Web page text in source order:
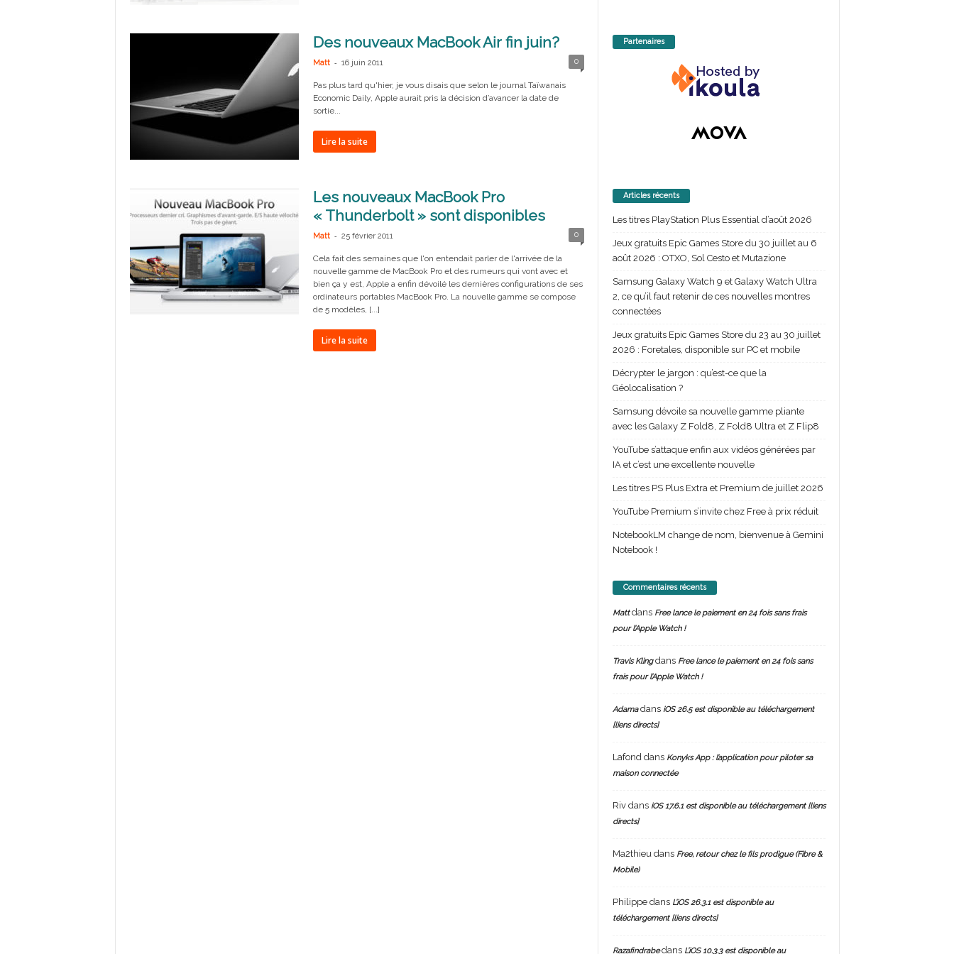
Des nouveaux MacBook Air fin juin?
Matt - 16 juin 2011 0
Pas plus tard qu'hier, je vous disais que selon le journal Taïwanais
Economic Daily, Apple aurait pris la décision d’avancer la date de
sortie...
Lire la suite
Les nouveaux MacBook Pro
« Thunderbolt » sont disponibles
Matt - 25 février 2011 0
Cela fait des semaines que l'on entendait parler de l'arrivée de la
nouvelle gamme de MacBook Pro et des rumeurs qui vont avec et
bien ça y est, Apple a enfin dévoilé les dernières configurations de ses
ordinateurs portables MacBook Pro. La nouvelle gamme se compose
de 5 modèles, [...]
Lire la suite
Partenaires
Articles récents
Les titres PlayStation Plus Essential d’août 2026
Jeux gratuits Epic Games Store du 30 juillet au 6
août 2026 : OTXO, Sol Cesto et Mutazione
Samsung Galaxy Watch 9 et Galaxy Watch Ultra
2, ce qu’il faut retenir de ces nouvelles montres
connectées
Jeux gratuits Epic Games Store du 23 au 30 juillet
2026 : Foretales, disponible sur PC et mobile
Décrypter le jargon : qu’est-ce que la
Géolocalisation ?
Samsung dévoile sa nouvelle gamme pliante
avec les Galaxy Z Fold8, Z Fold8 Ultra et Z Flip8
YouTube s’attaque enfin aux vidéos générées par
IA et c’est une excellente nouvelle
Les titres PS Plus Extra et Premium de juillet 2026
YouTube Premium s’invite chez Free à prix réduit
NotebookLM change de nom, bienvenue à Gemini
Notebook !
Commentaires récents
Mattdans Free lance le paiement en 24 fois sans frais
pour l’Apple Watch !
Travis Klingdans Free lance le paiement en 24 fois sans
frais pour l’Apple Watch !
Adamadans iOS 26.5 est disponible au téléchargement
[liens directs]
Lafond dans Konyks App : l’application pour piloter sa
maison connectée
Rivdans iOS 17.6.1 est disponible au téléchargement [liens
directs]
Ma2thieu dans Free, retour chez le fils prodigue (Fibre &
Mobile)
Philippedans L’iOS 26.3.1 est disponible au
téléchargement [liens directs]
Razafindrabedans L’iOS 10.3.3 est disponible au